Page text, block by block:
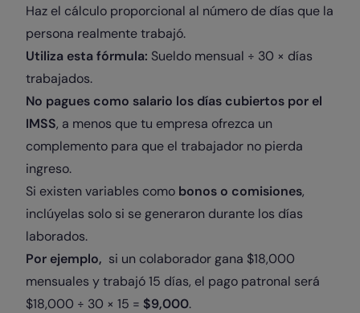
Haz el cálculo proporcional al número de días que la
persona realmente trabajó.
Utiliza esta fórmula: Sueldo mensual ÷ 30 × días
trabajados.
No pagues como salario los días cubiertos por el
IMSS, a menos que tu empresa ofrezca un
complemento para que el trabajador no pierda
ingreso.
Si existen variables como bonos o comisiones,
inclúyelas solo si se generaron durante los días
laborados.
Por ejemplo, si un colaborador gana $18,000
mensuales y trabajó 15 días, el pago patronal será
$18,000 ÷ 30 × 15 = $9,000.